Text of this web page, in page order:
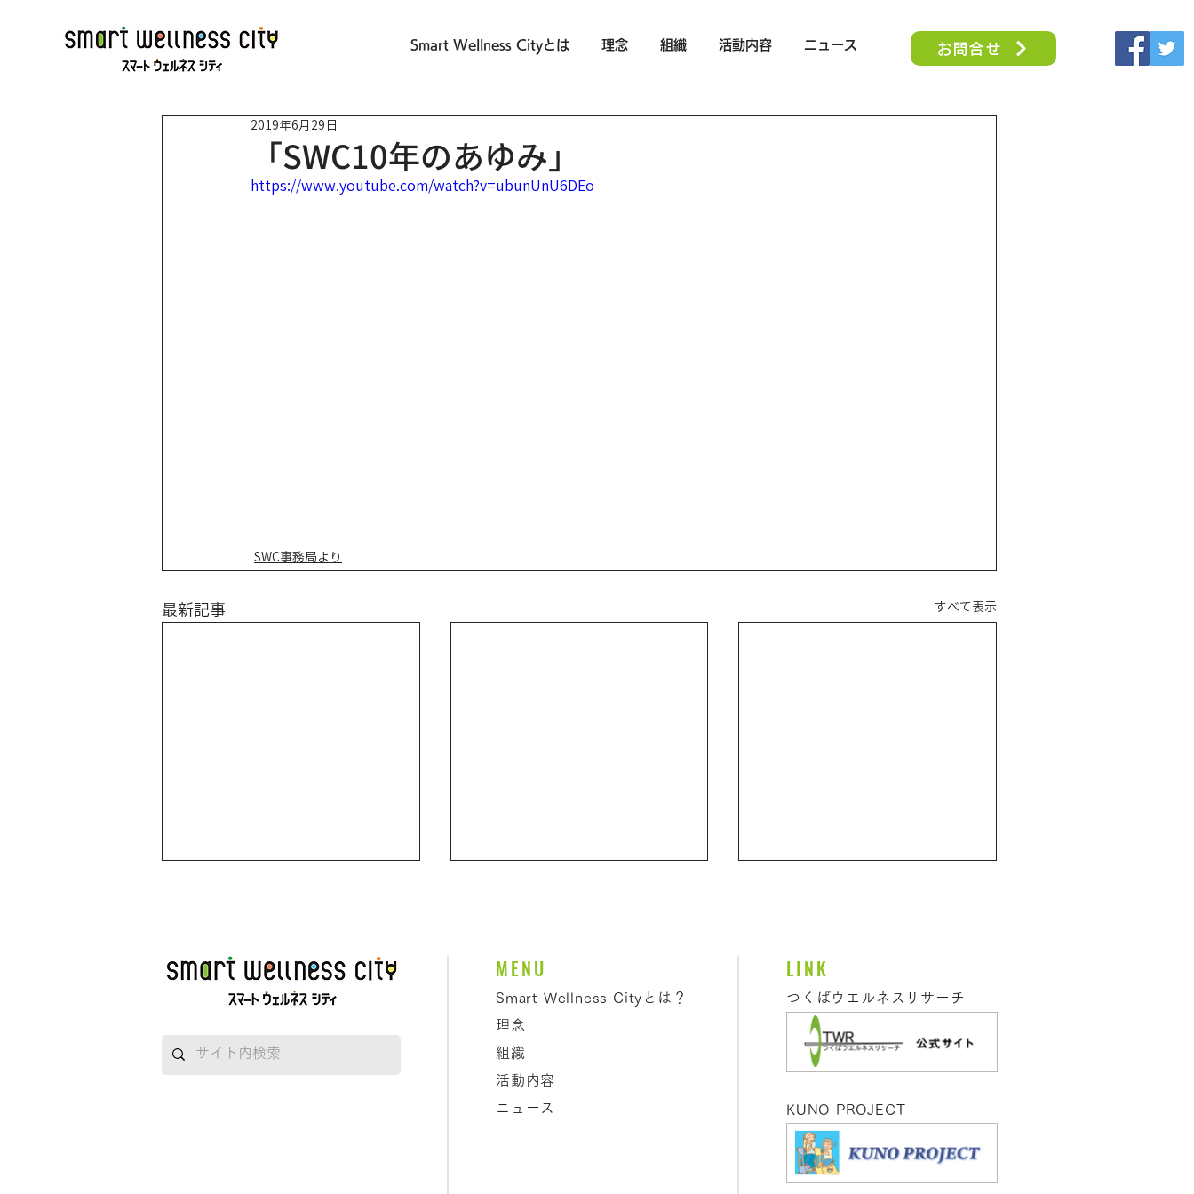
Smart Wellness Cityとは 理念 組織 活動内容 ニュース お問合せ
「SWC10年のあゆみ」
2019年6月29日
https://www.youtube.com/watch?v=ubunUnU6DEo
SWC事務局より
最新記事 すべて表示
の筑波大学久野研究室からのお知
らせを紹介いたします。
——【コロナウイルスの予防のた
コロナウイルスの予防のため
の筑波大学久野研究室からの
お知らせ
が参加。関西地区の多数の自治体
様に参加いただきました。 7月18
日 大阪府ＳＷＣ首長研究会・
SWC協議会共催にて「関西フォ
ーラム」がおおさか市町村職員研
Ａ）５Ｆ [&hellip;]</p>
MENU
Smart Wellness Cityとは？
理念
組織
活動内容
ニュース
LINK
つくばウエルネスリサーチ
KUNO PROJECT